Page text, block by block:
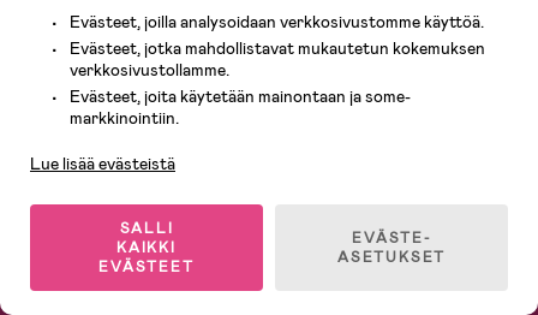
nopeasti, helposti ja aina edullisin hinnoin. Osaavan asiakaspalvelumme ja
365 päivän palautusoikeuden ansiosta voit tuntea olosi turvalliseksi ja tehdä
ostoksia hyvillä mielin. Jollyroomilta saat lastenvaunut, turvaistuimet,
lastentarvikkeita sekä paljon muuta. Meiltä löydät lukuisia tunnettuja
tuotemerkkejä, kuten Britax, Maxi-Cosi, Baby Jogger, BabyBjörn, Didriksons,
Tervetuloa shoppailemaan Pohjoismaiden suurimpaan lastentarvikkeiden
Evästeet, joilla analysoidaan verkkosivustomme käyttöä.
Evästeet, jotka mahdollistavat mukautetun kokemuksen
verkkosivustollamme.
Evästeet, joita käytetään mainontaan ja some-
markkinointiin.
Lue lisää evästeistä
SALLI
KAIKKI
EVÄSTEET
EVÄSTE-
ASETUKSET